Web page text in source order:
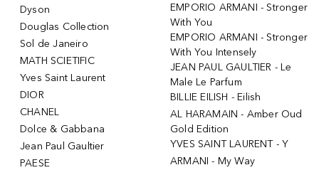
Dyson
Douglas Collection
Sol de Janeiro
MATH SCIETIFIC
Yves Saint Laurent
DIOR
CHANEL
Dolce & Gabbana
Jean Paul Gaultier
PAESE
EMPORIO ARMANI - Stronger
With You
EMPORIO ARMANI - Stronger
With You Intensely
JEAN PAUL GAULTIER - Le
Male Le Parfum
BILLIE EILISH - Eilish
AL HARAMAIN - Amber Oud
Gold Edition
YVES SAINT LAURENT - Y
ARMANI - My Way